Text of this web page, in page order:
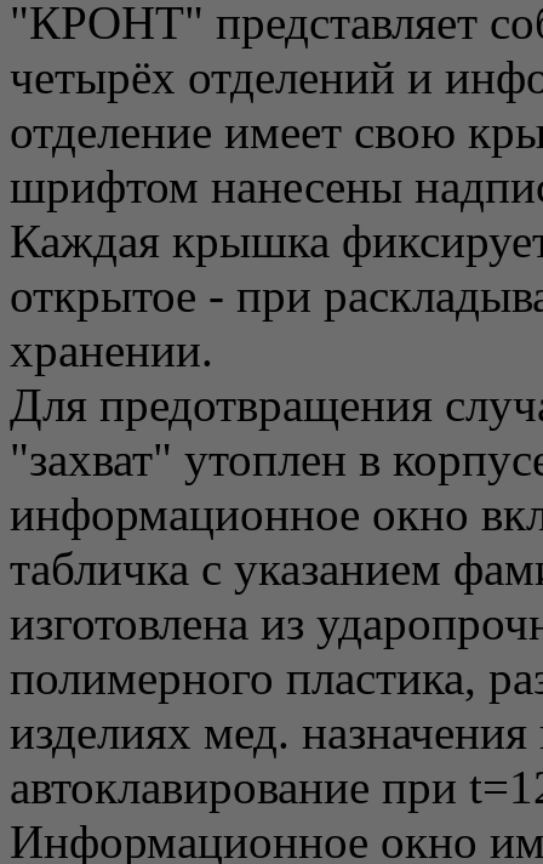
"КРОНТ" представляет
четырёх отделений и
отделение имеет свою
шрифтом нанесены
Каждая крышка
открытое - при
хранении.
Для предотвращения
"захват" утоплен в
информационное окно
табличка с указанием
изготовлена из
полимерного пластика,
изделиях мед.
автоклавирование при
Информационное окно